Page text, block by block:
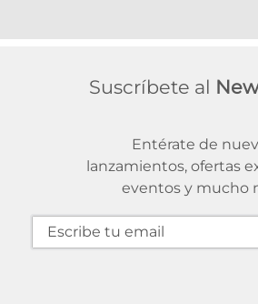
Suscríbete al
Entérate de
lanzamientos, ofertas
eventos y mucho